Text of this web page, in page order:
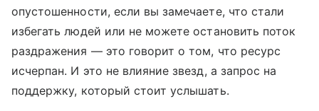
опустошенности, если вы замечаете, что стали
избегать людей или не можете остановить поток
раздражения — это говорит о том, что ресурс
исчерпан. И это не влияние звезд, а запрос на
поддержку, который стоит услышать.